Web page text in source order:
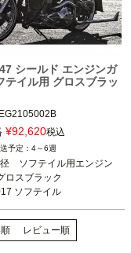
シールド エンジンガ
テイル用 グロスブラッ
EG2105002B
ソフテイル
¥92,620税込
4～6週
　ソフテイル用エンジン
ロスブラック
ソフテイル
レビュー順